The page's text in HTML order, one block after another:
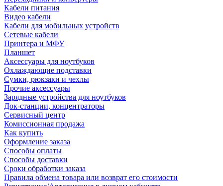
Кабели питания
Видео кабели
Кабели для мобильных устройств
Сетевые кабели
Принтера и МФУ
Планшет
Аксессуары для ноутбуков
Охлаждающие подставки
Сумки, рюкзаки и чехлы
Прочие аксессуары
Зарядные устройства для ноутбуков
Док-станции, концентраторы
Сервисный центр
Комиссионная продажа
Как купить
Оформление заказа
Способы оплаты
Способы доставки
Сроки обработки заказа
Правила обмена товара или возврат его стоимости